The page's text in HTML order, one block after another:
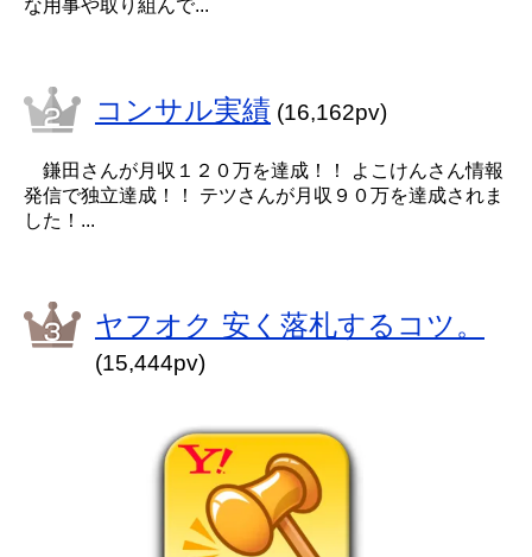
な用事や取り組んで...
コンサル実績 (16,162pv)
鎌田さんが月収１２０万を達成！！ よこけんさん情報
発信で独立達成！！ テツさんが月収９０万を達成されま
した！...
ヤフオク 安く落札するコツ。
(15,444pv)